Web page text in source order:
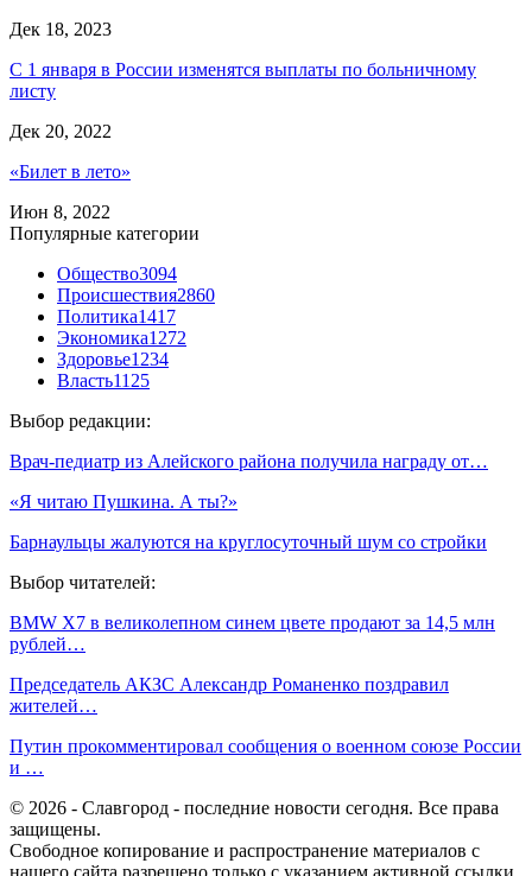
Дек 18, 2023
С 1 января в России изменятся выплаты по больничному
листу
Дек 20, 2022
«Билет в лето»
Июн 8, 2022
Популярные категории
Общество3094
Происшествия2860
Политика1417
Экономика1272
Здоровье1234
Власть1125
Выбор редакции:
Врач-педиатр из Алейского района получила награду от…
«Я читаю Пушкина. А ты?»
Барнаульцы жалуются на круглосуточный шум со стройки
Выбор читателей:
BMW X7 в великолепном синем цвете продают за 14,5 млн
рублей…
Председатель АКЗС Александр Романенко поздравил
жителей…
Путин прокомментировал сообщения о военном союзе России
и …
© 2026 - Славгород - последние новости сегодня. Все права
защищены.
Свободное копирование и распространение материалов с
нашего сайта разрешено только с указанием активной ссылки